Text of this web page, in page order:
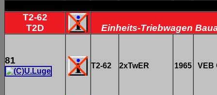
T2-62
T2D
Einheits-Triebwagen
81
T2-62 2xTwER 1965 VEB